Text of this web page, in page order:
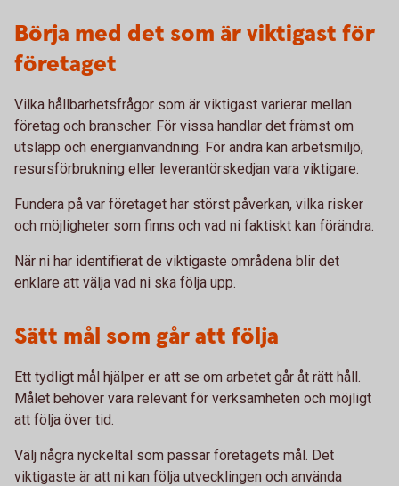
Börja med det som är viktigast för
företaget
Vilka hållbarhetsfrågor som är viktigast varierar mellan
företag och branscher. För vissa handlar det främst om
utsläpp och energianvändning. För andra kan arbetsmiljö,
resursförbrukning eller leverantörskedjan vara viktigare.
Fundera på var företaget har störst påverkan, vilka risker
och möjligheter som finns och vad ni faktiskt kan förändra.
När ni har identifierat de viktigaste områdena blir det
enklare att välja vad ni ska följa upp.
Sätt mål som går att följa
Ett tydligt mål hjälper er att se om arbetet går åt rätt håll.
Målet behöver vara relevant för verksamheten och möjligt
att följa över tid.
Välj några nyckeltal som passar företagets mål. Det
viktigaste är att ni kan följa utvecklingen och använda